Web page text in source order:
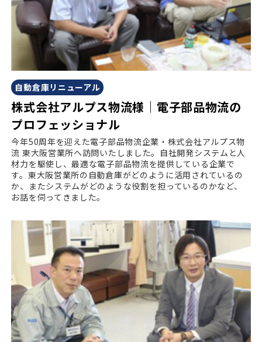
自動倉庫リニューアル
株式会社アルプス物流様｜電子部品物流の
プロフェッショナル
今年50周年を迎えた電子部品物流企業・株式会社アルプス物
流 東大阪営業所へ訪問いたしました。自社開発システムと人
材力を駆使し、最適な電子部品物流を提供している企業で
す。東大阪営業所の自動倉庫がどのように活用されているの
か、またシステムがどのような役割を担っているのかなど、
お話を伺ってきました。